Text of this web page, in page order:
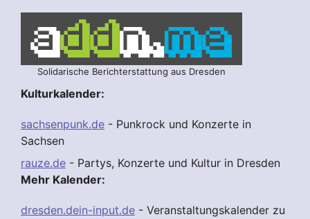
Solidarische Berichterstattung aus Dresden
Kulturkalender:
sachsenpunk.de - Punkrock und Konzerte in
Sachsen
rauze.de - Partys, Konzerte und Kultur in Dresden
Mehr Kalender:
dresden.dein-input.de - Veranstaltungskalender zu